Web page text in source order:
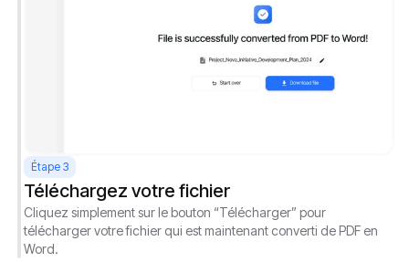
Étape 3
Téléchargez votre fichier
Cliquez simplement sur le bouton “Télécharger” pour
télécharger votre fichier qui est maintenant converti de PDF en
Word.